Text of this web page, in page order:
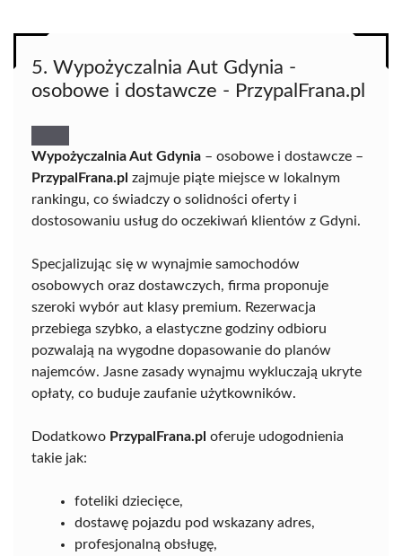
5. Wypożyczalnia Aut Gdynia -
osobowe i dostawcze - PrzypalFrana.pl
Wypożyczalnia Aut Gdynia – osobowe i dostawcze –
PrzypalFrana.pl zajmuje piąte miejsce w lokalnym
rankingu, co świadczy o solidności oferty i
dostosowaniu usług do oczekiwań klientów z Gdyni.
Specjalizując się w wynajmie samochodów
osobowych oraz dostawczych, firma proponuje
szeroki wybór aut klasy premium. Rezerwacja
przebiega szybko, a elastyczne godziny odbioru
pozwalają na wygodne dopasowanie do planów
najemców. Jasne zasady wynajmu wykluczają ukryte
opłaty, co buduje zaufanie użytkowników.
Dodatkowo PrzypalFrana.pl oferuje udogodnienia
takie jak:
foteliki dziecięce,
dostawę pojazdu pod wskazany adres,
profesjonalną obsługę,